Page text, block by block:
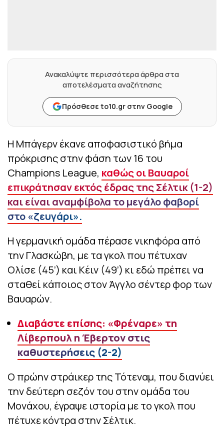
Ανακαλύψτε περισσότερα άρθρα στα
αποτελέσματα αναζήτησης
Πρόσθεσε to10.gr στην Google
Η Μπάγερν έκανε αποφασιστικό βήμα
πρόκρισης στην φάση των 16 του
Champions League, καθώς οι Βαυαροί
επικράτησαν εκτός έδρας της Σέλτικ (1-2)
και είναι αναμφίβολα το μεγάλο φαβορί
στο «ζευγάρι».
Η γερμανική ομάδα πέρασε νικηφόρα από
την Γλασκώβη, με τα γκολ που πέτυχαν
Ολίσε (45’) και Κέιν (49’) κι εδώ πρέπει να
σταθεί κάποιος στον Άγγλο σέντερ φορ των
Βαυαρών.
Διαβάστε επίσης: «Φρέναρε» τη
Λίβερπουλ η Έβερτον στις
καθυστερήσεις (2-2)
Ο πρώην στράικερ της Τότεναμ, που διανύει
την δεύτερη σεζόν του στην ομάδα του
Μονάχου, έγραψε ιστορία με το γκολ που
πέτυχε κόντρα στην Σέλτικ.